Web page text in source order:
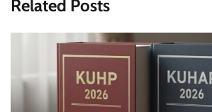
Related Posts